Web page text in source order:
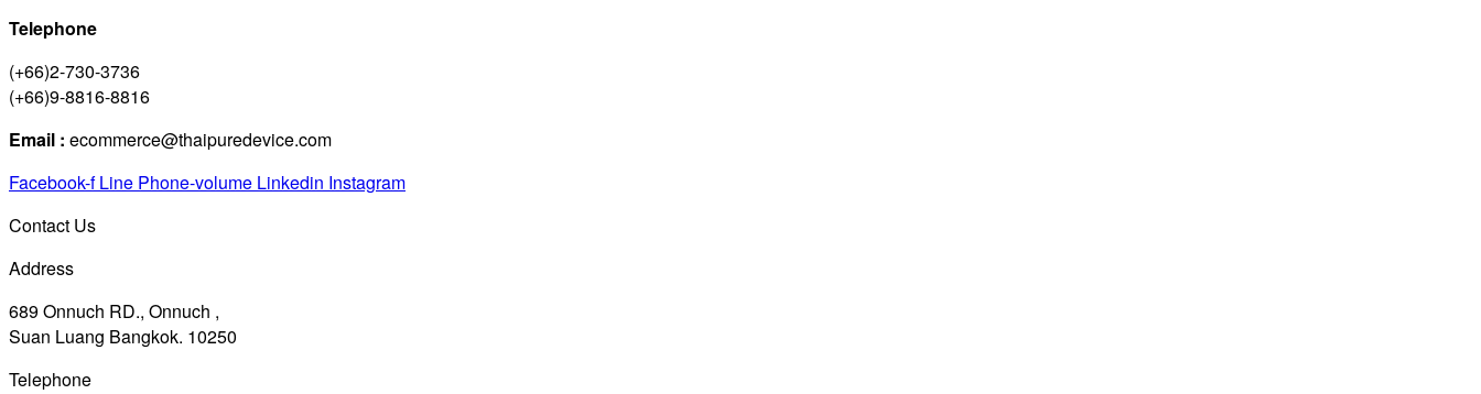
Telephone
(+66)2-730-3736
(+66)9-8816-8816
Email : ecommerce@thaipuredevice.com
Facebook-f Line Phone-volume Linkedin Instagram
Contact Us
Address
689 Onnuch RD., Onnuch ,
Suan Luang Bangkok. 10250
Telephone